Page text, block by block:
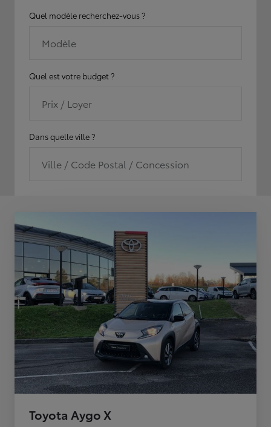
Quel modèle recherchez-vous ?
Modèle
Quel est votre budget ?
Prix / Loyer
Dans quelle ville ?
Ville / Code Postal / Concession
Toyota Aygo X